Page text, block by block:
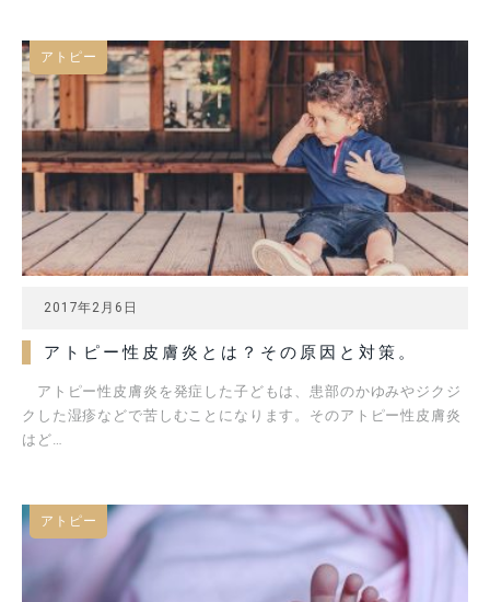
アトピー
2017年2月6日
アトピー性皮膚炎とは？その原因と対策。
アトピー性皮膚炎を発症した子どもは、患部のかゆみやジクジ
クした湿疹などで苦しむことになります。そのアトピー性皮膚炎
はど…
アトピー